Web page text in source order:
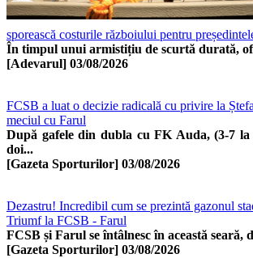
sporească costurile războiului pentru
În timpul unui armistițiu de scurtă durată,
[Adevarul] 03/08/2026
FCSB a luat o decizie radicală cu privire la
meciul cu Farul
După gafele din dubla cu FK Auda, (3-7
doi...
[Gazeta Sporturilor] 03/08/2026
Dezastru! Incredibil cum se prezintă gazonul
Triumf la FCSB - Farul
FCSB și Farul se întâlnesc în această seară,
[Gazeta Sporturilor] 03/08/2026